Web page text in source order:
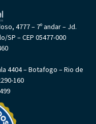
4777 – 7º andar – Jd.
SP – CEP 05477-000
4404 – Botafogo – Rio de
160